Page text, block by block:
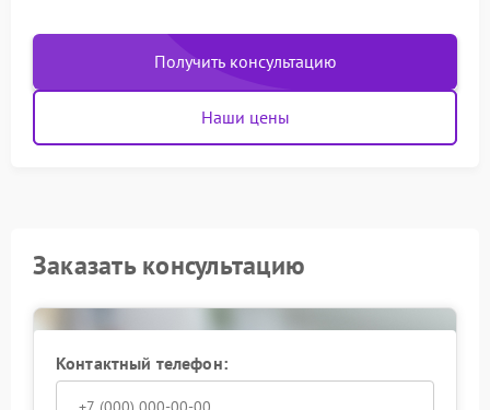
Получить консультацию
Наши цены
Заказать консультацию
Контактный телефон: